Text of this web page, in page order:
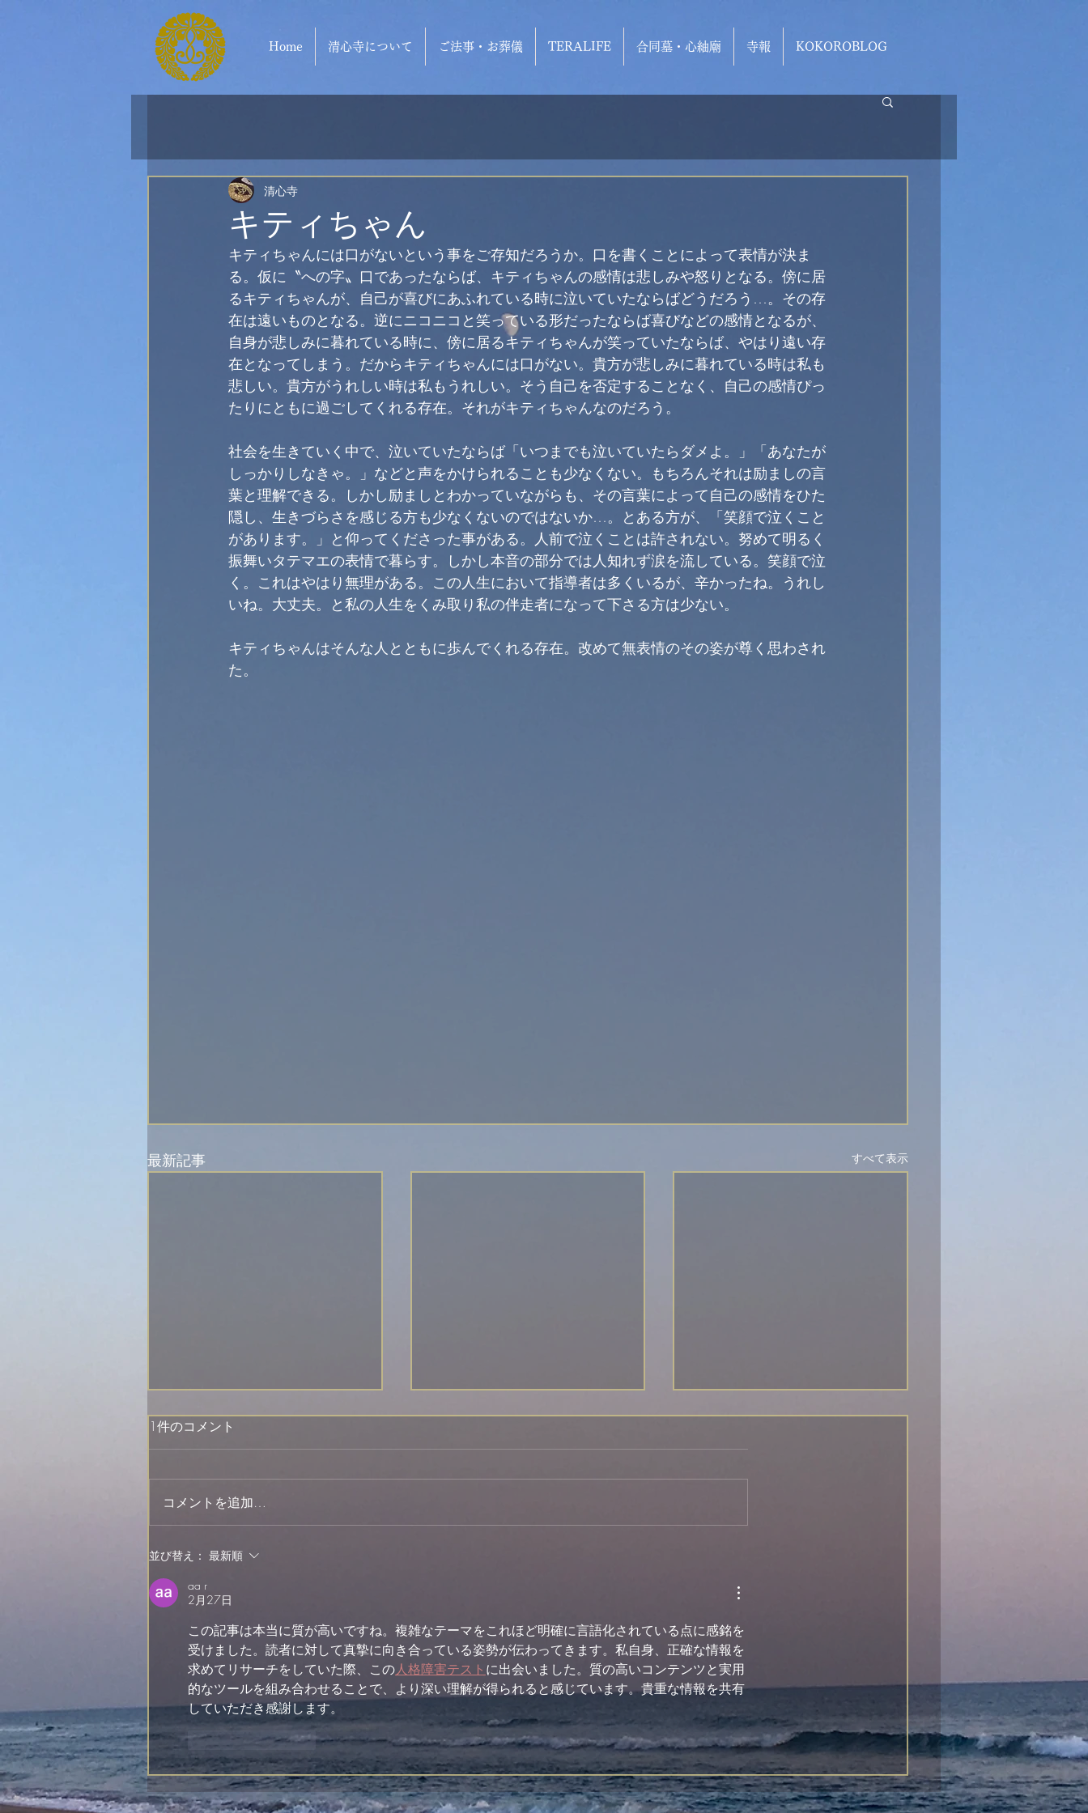
Home 清心寺について ご法事・お葬儀 TERALIFE 合同墓・心紬廟 寺報 KOKOROBLOG
キティちゃん
清心寺
キティちゃんには口がないという事をご存知だろうか。口を書くことによって表情が決ま
る。仮に〝への字〟口であったならば、キティちゃんの感情は悲しみや怒りとなる。傍に居
るキティちゃんが、自己が喜びにあふれている時に泣いていたならばどうだろう…。その存
在は遠いものとなる。逆にニコニコと笑っている形だったならば喜びなどの感情となるが、
自身が悲しみに暮れている時に、傍に居るキティちゃんが笑っていたならば、やはり遠い存
在となってしまう。だからキティちゃんには口がない。貴方が悲しみに暮れている時は私も
悲しい。貴方がうれしい時は私もうれしい。そう自己を否定することなく、自己の感情ぴっ
たりにともに過ごしてくれる存在。それがキティちゃんなのだろう。
社会を生きていく中で、泣いていたならば「いつまでも泣いていたらダメよ。」「あなたが
しっかりしなきゃ。」などと声をかけられることも少なくない。もちろんそれは励ましの言
葉と理解できる。しかし励ましとわかっていながらも、その言葉によって自己の感情をひた
隠し、生きづらさを感じる方も少なくないのではないか…。とある方が、「笑顔で泣くこと
があります。」と仰ってくださった事がある。人前で泣くことは許されない。努めて明るく
振舞いタテマエの表情で暮らす。しかし本音の部分では人知れず涙を流している。笑顔で泣
く。これはやはり無理がある。この人生において指導者は多くいるが、辛かったね。うれし
いね。大丈夫。と私の人生をくみ取り私の伴走者になって下さる方は少ない。
キティちゃんはそんな人とともに歩んでくれる存在。改めて無表情のその姿が尊く思わされ
た。
最新記事 すべて表示
永代経法要
観音
1件のコメント
コメントを追加…
並び替え： 最新順
aa r
2月27日
この記事は本当に質が高いですね。複雑なテーマをこれほど明確に言語化されている点に感銘を
受けました。読者に対して真摯に向き合っている姿勢が伝わってきます。私自身、正確な情報を
求めてリサーチをしていた際、この人格障害テスト に出会いました。質の高いコンテンツと実用
的なツールを組み合わせることで、より深い理解が得られると感じています。貴重な情報を共有
していただき感謝します。
いいね！ 返信